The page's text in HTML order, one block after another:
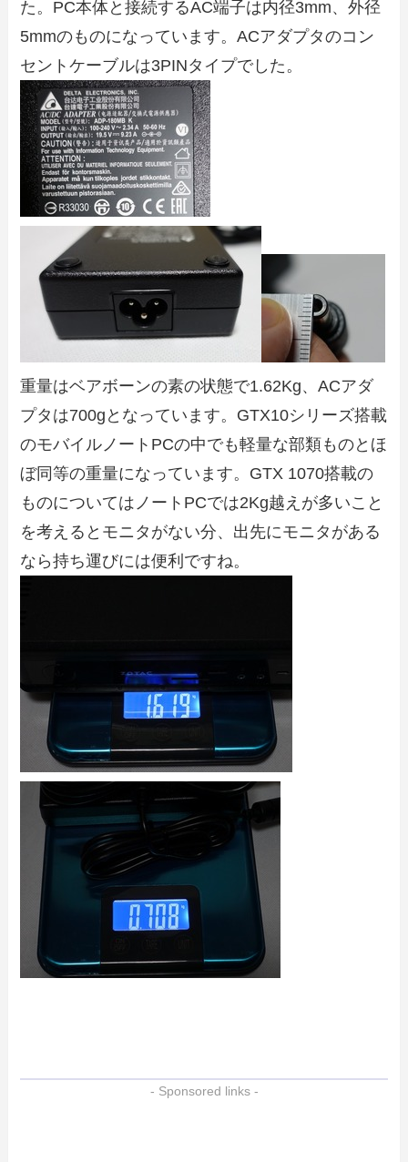
た。PC本体と接続するAC端子は内径3mm、外径
5mmのものになっています。ACアダプタのコン
セントケーブルは3PINタイプでした。
重量はベアボーンの素の状態で1.62Kg、ACアダ
プタは700gとなっています。GTX10シリーズ搭載
のモバイルノートPCの中でも軽量な部類ものとほ
ぼ同等の重量になっています。GTX 1070搭載の
ものについてはノートPCでは2Kg越えが多いこと
を考えるとモニタがない分、出先にモニタがある
なら持ち運びには便利ですね。
- Sponsored links -